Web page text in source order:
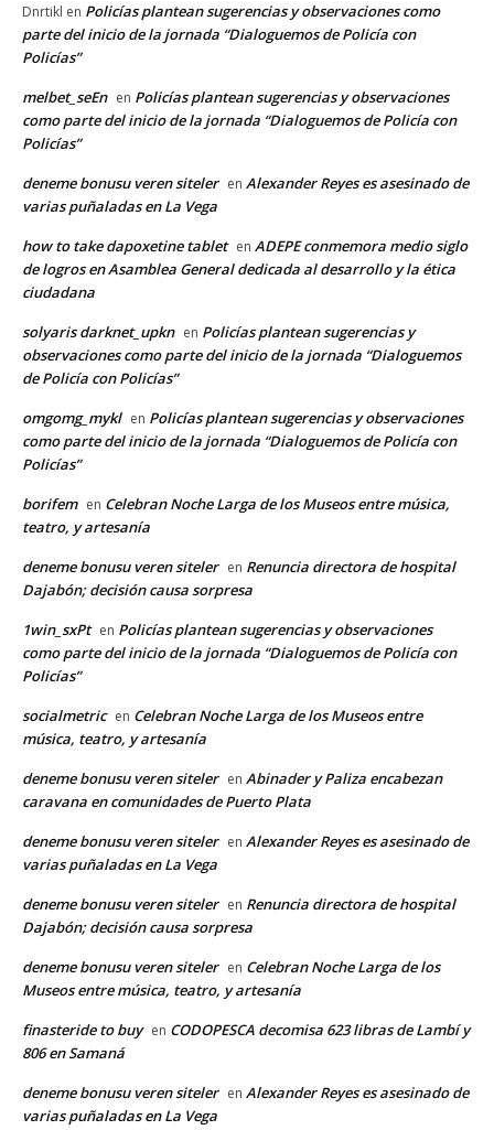
Dnrtikl en Policías plantean sugerencias y observaciones como
parte del inicio de la jornada “Dialoguemos de Policía con
Policías”
melbet_seEn en Policías plantean sugerencias y observaciones
como parte del inicio de la jornada “Dialoguemos de Policía con
Policías”
deneme bonusu veren siteler en Alexander Reyes es asesinado de
varias puñaladas en La Vega
how to take dapoxetine tablet en ADEPE conmemora medio siglo
de logros en Asamblea General dedicada al desarrollo y la ética
ciudadana
solyaris darknet_upkn en Policías plantean sugerencias y
observaciones como parte del inicio de la jornada “Dialoguemos
de Policía con Policías”
omgomg_mykl en Policías plantean sugerencias y observaciones
como parte del inicio de la jornada “Dialoguemos de Policía con
Policías”
borifem en Celebran Noche Larga de los Museos entre música,
teatro, y artesanía
deneme bonusu veren siteler en Renuncia directora de hospital
Dajabón; decisión causa sorpresa
1win_sxPt en Policías plantean sugerencias y observaciones
como parte del inicio de la jornada “Dialoguemos de Policía con
Policías”
socialmetric en Celebran Noche Larga de los Museos entre
música, teatro, y artesanía
deneme bonusu veren siteler en Abinader y Paliza encabezan
caravana en comunidades de Puerto Plata
deneme bonusu veren siteler en Alexander Reyes es asesinado de
varias puñaladas en La Vega
deneme bonusu veren siteler en Renuncia directora de hospital
Dajabón; decisión causa sorpresa
deneme bonusu veren siteler en Celebran Noche Larga de los
Museos entre música, teatro, y artesanía
finasteride to buy en CODOPESCA decomisa 623 libras de Lambí y
806 en Samaná
deneme bonusu veren siteler en Alexander Reyes es asesinado de
varias puñaladas en La Vega